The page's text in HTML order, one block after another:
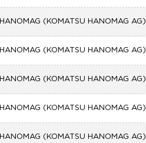
HANOMAG (KOMATSU HANOMAG AG)
HANOMAG (KOMATSU HANOMAG AG)
HANOMAG (KOMATSU HANOMAG AG)
HANOMAG (KOMATSU HANOMAG AG)
HANOMAG (KOMATSU HANOMAG AG)